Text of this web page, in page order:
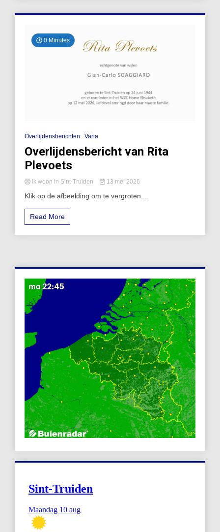
0 Minutes
Overlijdensberichten Varia
Overlijdensbericht van Rita
Plevoets
Ik woon in Sint-Truiden 13 mei 2026
Klik op de afbeelding om te vergroten....
Read More